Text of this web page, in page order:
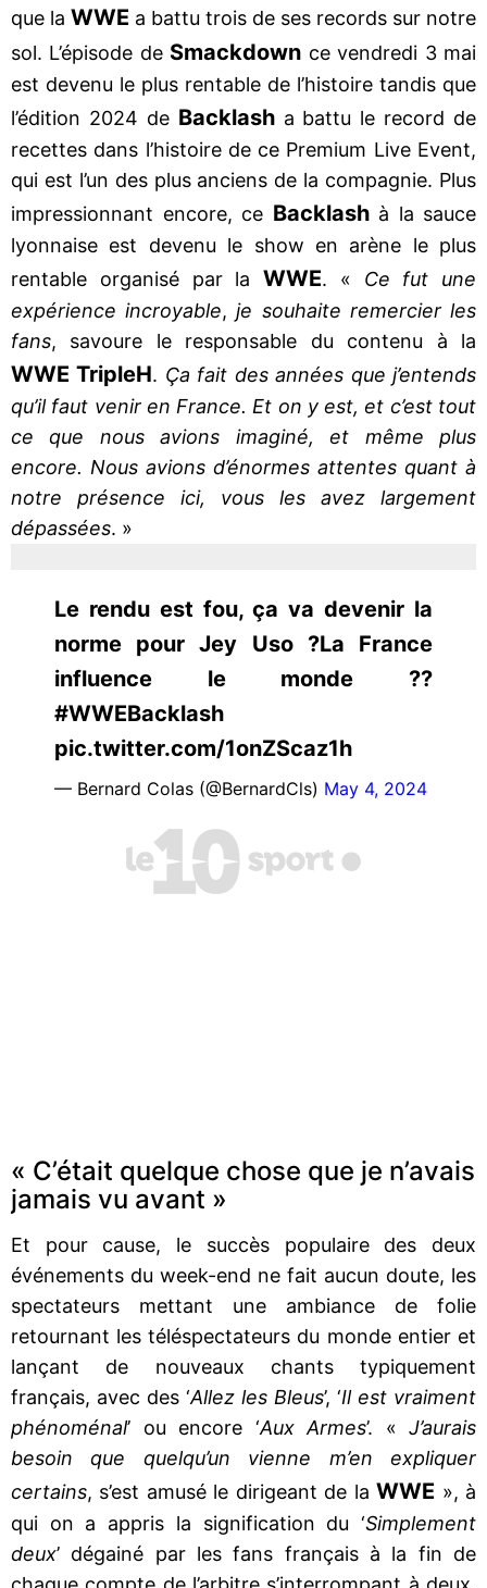
que la WWE a battu trois de ses records sur notre
sol. L’épisode de Smackdown ce vendredi 3 mai
est devenu le plus rentable de l’histoire tandis que
l’édition 2024 de Backlasha battu le record de
recettes dans l’histoire de ce Premium Live Event,
qui est l’un des plus anciens de la compagnie. Plus
impressionnant encore, ce Backlashà la sauce
lyonnaise est devenu le show en arène le plus
rentable organisé par la WWE. « Ce fut une
expérience incroyable,je souhaite remercier les
fans, savoure le responsable du contenu à la
WWETripleH. Ça fait des années que j’entends
qu’il faut venir en France. Et on y est, et c’est tout
ce que nous avions imaginé, et même plus
encore. Nous avions d’énormes attentes quant à
notre présence ici, vous les avez largement
dépassées. »
Le rendu est fou, ça va devenir la
norme pour Jey Uso ?La France
influence le monde ??
#WWEBacklash
pic.twitter.com/1onZScaz1h
— Bernard Colas (@BernardCls) May 4, 2024
« C’était quelque chose que je n’avais
jamais vu avant »
Et pour cause, le succès populaire des deux
événements du week-end ne fait aucun doute, les
spectateurs mettant une ambiance de folie
retournant les téléspectateurs du monde entier et
lançant de nouveaux chants typiquement
français, avec des ‘Allez les Bleus’, ‘Il est vraiment
phénoménal’ ou encore ‘Aux Armes’. « J’aurais
besoin que quelqu’un vienne m’en expliquer
certains, s’est amusé le dirigeant de laWWE », à
qui on a appris la signification du ‘Simplement
deux’ dégainé par les fans français à la fin de